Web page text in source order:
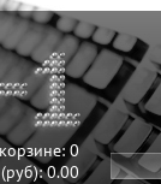
0
0.00